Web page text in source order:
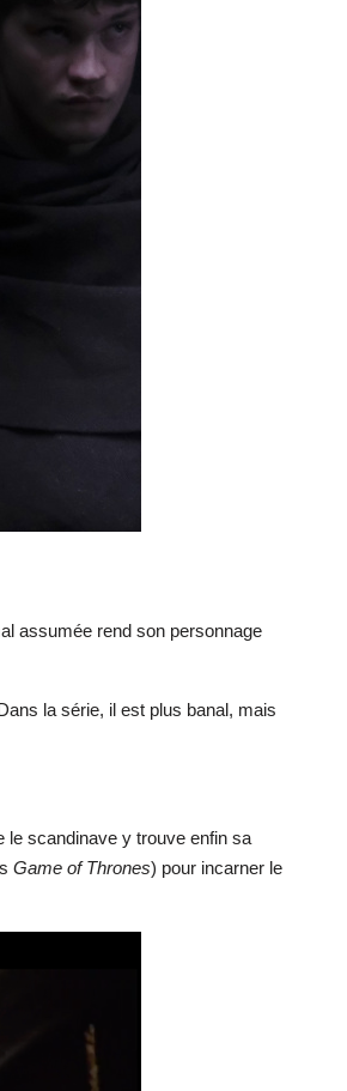
assumée rend son personnage
la série, il est plus banal, mais
le scandinave y trouve enfin sa
Game of Thrones) pour incarner le